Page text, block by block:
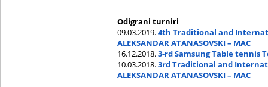
Odigrani turniri
09.03.2019.4th Traditional and
ALEKSANDAR ATANASOVSKI – MAC
16.12.2018.3-rd Samsung Table tennis
10.03.2018.3rd Traditional and
ALEKSANDAR ATANASOVSKI – MAC